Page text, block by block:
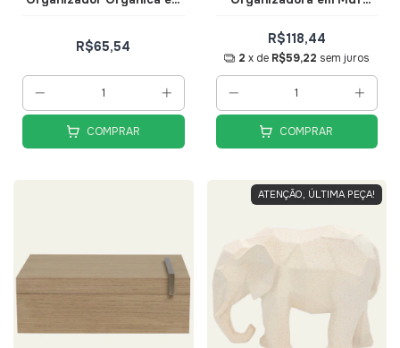
R$65,54
COMPRAR
R$118,44
2 x de R$59,22 sem juros
COMPRAR
ATENÇÃO, ÚLTIMA PEÇA!